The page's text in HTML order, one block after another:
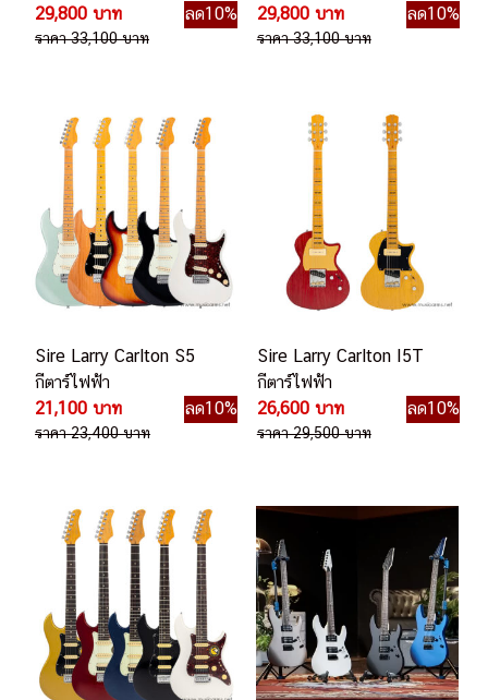
29,800 บาท
ลด10%
ราคา 33,100 บาท
29,800 บาท
ลด10%
ราคา 33,100 บาท
Sire Larry Carlton S5
กีตาร์ไฟฟ้า
21,100 บาท
ลด10%
ราคา 23,400 บาท
Sire Larry Carlton I5T
กีตาร์ไฟฟ้า
26,600 บาท
ลด10%
ราคา 29,500 บาท